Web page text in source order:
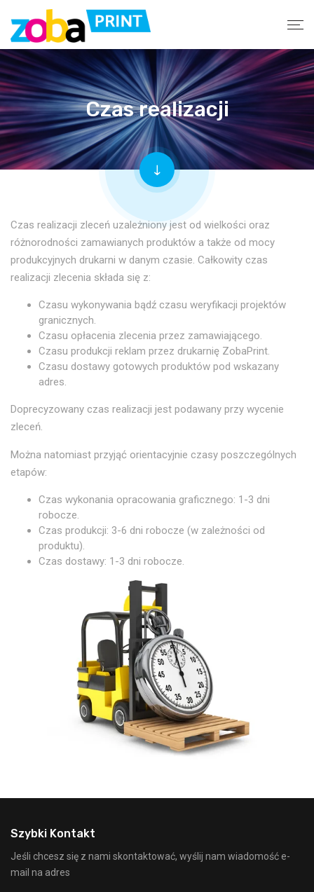
Czas realizacji
Czas realizacji zleceń uzależniony jest od wielkości oraz
różnorodności zamawianych produktów a także od mocy
produkcyjnych drukarni w danym czasie. Całkowity czas
realizacji zlecenia składa się z:
Czasu wykonywania bądź czasu weryfikacji projektów
granicznych.
Czasu opłacenia zlecenia przez zamawiającego.
Czasu produkcji reklam przez drukarnię ZobaPrint.
Czasu dostawy gotowych produktów pod wskazany
adres.
Doprecyzowany czas realizacji jest podawany przy wycenie
zleceń.
Można natomiast przyjąć orientacyjnie czasy poszczególnych
etapów:
Czas wykonania opracowania graficznego: 1-3 dni
robocze.
Czas produkcji: 3-6 dni robocze (w zależności od
produktu).
Czas dostawy: 1-3 dni robocze.
Szybki Kontakt
Jeśli chcesz się z nami skontaktować, wyślij nam wiadomość e-
mail na adres